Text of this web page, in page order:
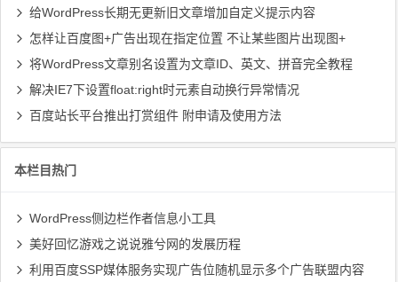
给WordPress长期无更新旧文章增加自定义提示内容
怎样让百度图+广告出现在指定位置 不让某些图片出现图+
将WordPress文章别名设置为文章ID、英文、拼音完全教程
解决IE7下设置float:right时元素自动换行异常情况
百度站长平台推出打赏组件 附申请及使用方法
本栏目热门
WordPress侧边栏作者信息小工具
美好回忆游戏之说说雅兮网的发展历程
利用百度SSP媒体服务实现广告位随机显示多个广告联盟内容